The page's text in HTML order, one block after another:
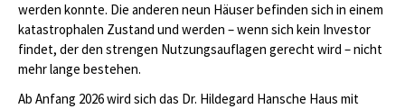
werden konnte. Die anderen neun Häuser befinden sich in einem
katastrophalen Zustand und werden – wenn sich kein Investor
findet, der den strengen Nutzungsauflagen gerecht wird – nicht
mehr lange bestehen.
Ab Anfang 2026 wird sich das Dr. Hildegard Hansche Haus mit